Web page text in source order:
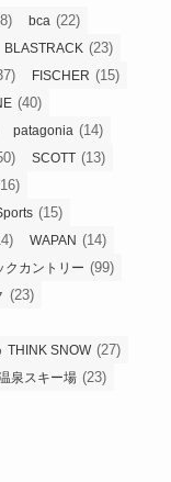
bca (22)
BLASTRACK (23)
FISCHER (15)
(40)
patagonia (14)
SCOTT (13)
(15)
WAPAN (14)
クカントリー (99)
(23)
THINK SNOW(27)
泉スキー場 (23)